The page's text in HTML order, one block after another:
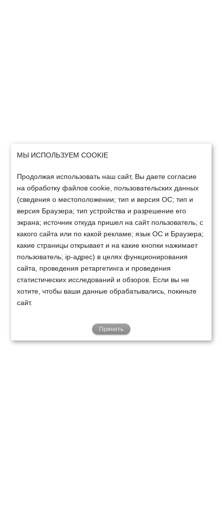
МЫ ИСПОЛЬЗУЕМ COOKIE
Продолжая использовать наш сайт, Вы даете согласие
на обработку файлов cookie, пользовательских данных
(сведения о местоположении; тип и версия ОС; тип и
версия Браузера; тип устройства и разрешение его
экрана; источник откуда пришел на сайт пользователь; с
какого сайта или по какой рекламе; язык ОС и Браузера;
какие страницы открывает и на какие кнопки нажимает
пользователь; ip-адрес) в целях функционирования
сайта, проведения ретаргетинга и проведения
статистических исследований и обзоров. Если вы не
хотите, чтобы ваши данные обрабатывались, покиньте
сайт.
Принять